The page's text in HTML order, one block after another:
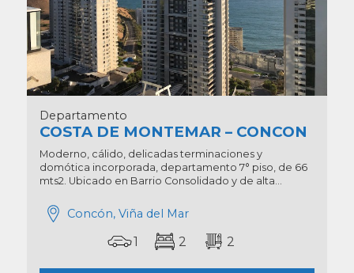
Departamento
COSTA DE MONTEMAR – CONCON
Moderno, cálido, delicadas terminaciones y
domótica incorporada, departamento 7° piso, de 66
mts2. Ubicado en Barrio Consolidado y de alta...
Concón, Viña del Mar
1 2 2